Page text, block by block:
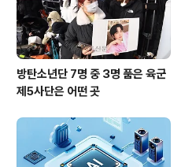
방탄소년단 7명 중 3명 품은 육군
제5사단은 어떤 곳